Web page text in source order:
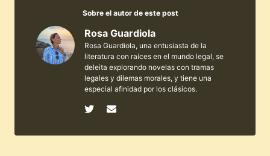
Sobre el autor de este post
Rosa Guardiola
Rosa Guardiola, una entusiasta de la
literatura con raíces en el mundo legal, se
deleita explorando novelas con tramas
legales y dilemas morales, y tiene una
especial afinidad por los clásicos.